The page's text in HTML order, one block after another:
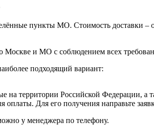
пункты МО. Стоимость доставки –
и МО с соблюдением всех
подходящий вариант:
территории Российской Федерации, а
оплаты. Для его получения направьте
у менеджера по телефону.